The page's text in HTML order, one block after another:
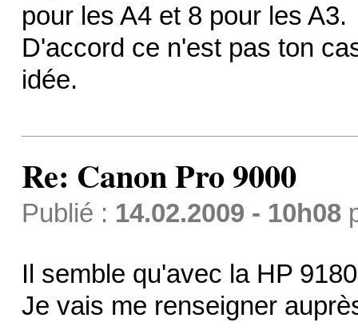
pour les A4 et 8 pour les A3.
D'accord ce n'est pas ton
idée.
Re: Canon Pro 9000
Publié : 14.02.2009 - 10h08
Il semble qu'avec la HP
Je vais me renseigner